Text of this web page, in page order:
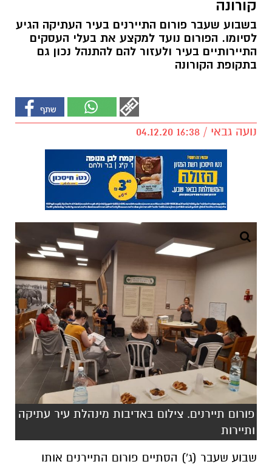
קורונה
בשבוע שעבר פורום התיירנים בעיר העתיקה הגיע
לסיומו. הפורום נועד למקצע את בעלי העסקים
התיירותיים בעיר ולעזור להם להתנהל נכון גם
בתקופת הקורונה
נועה גבאי / 16:38 04.12.20
פורום תיירנים. צילום באדיבות מינהלת עיר עתיקה
ותיירות
שבוע שעבר (ג') הסתיים פורום התיירנים אותו